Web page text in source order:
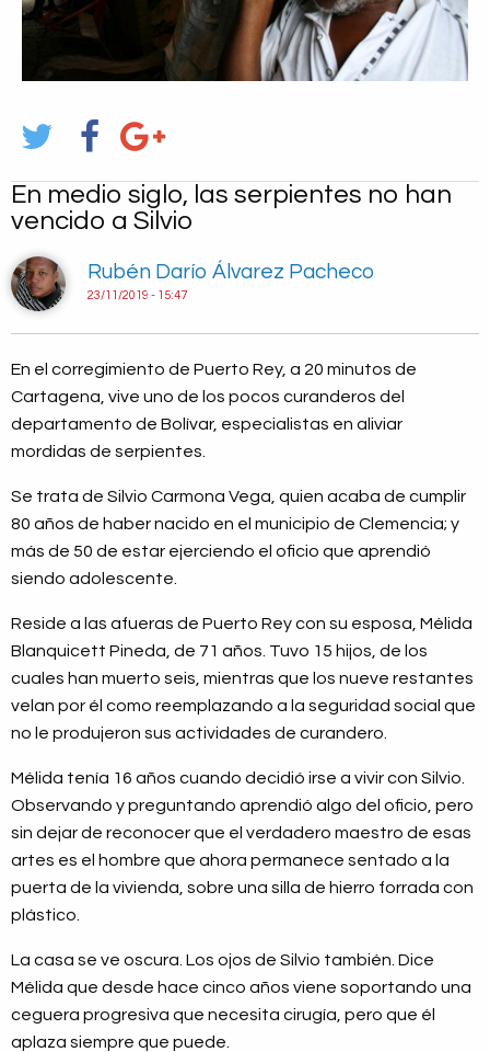
En medio siglo, las serpientes no han
vencido a Silvio
Rubén Darío Álvarez Pacheco
23/11/2019 - 15:47
En el corregimiento de Puerto Rey, a 20 minutos de
Cartagena, vive uno de los pocos curanderos del
departamento de Bolívar, especialistas en aliviar
mordidas de serpientes.
Se trata de Silvio Carmona Vega, quien acaba de cumplir
80 años de haber nacido en el municipio de Clemencia; y
más de 50 de estar ejerciendo el oficio que aprendió
siendo adolescente.
Reside a las afueras de Puerto Rey con su esposa, Mélida
Blanquicett Pineda, de 71 años. Tuvo 15 hijos, de los
cuales han muerto seis, mientras que los nueve restantes
velan por él como reemplazando a la seguridad social que
no le produjeron sus actividades de curandero.
Mélida tenía 16 años cuando decidió irse a vivir con Silvio.
Observando y preguntando aprendió algo del oficio, pero
sin dejar de reconocer que el verdadero maestro de esas
artes es el hombre que ahora permanece sentado a la
puerta de la vivienda, sobre una silla de hierro forrada con
plástico.
La casa se ve oscura. Los ojos de Silvio también. Dice
Mélida que desde hace cinco años viene soportando una
ceguera progresiva que necesita cirugía, pero que él
aplaza siempre que puede.